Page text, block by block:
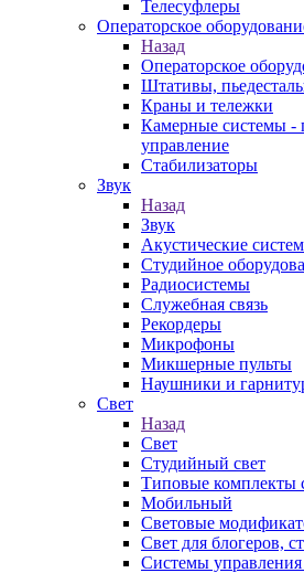
Телесуфлеры
Операторское
Назад
Операторское
Штативы,
Краны и тележки
Камерные системы -
управление
Стабилизаторы
Звук
Назад
Звук
Акустические
Студийное
Радиосистемы
Служебная связь
Рекордеры
Микрофоны
Микшерные пульты
Наушники и
Свет
Назад
Свет
Студийный свет
Типовые комплекты
Мобильный
Световые
Свет для блогеров,
Системы управления